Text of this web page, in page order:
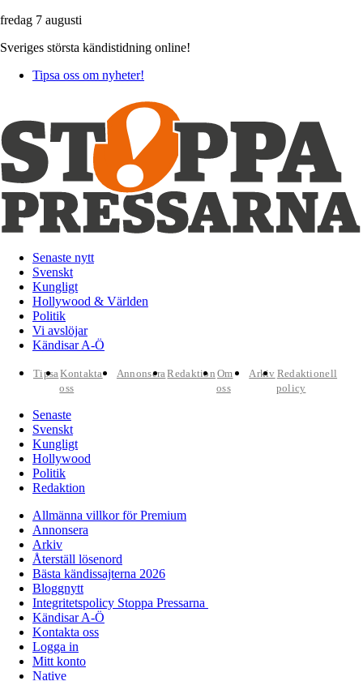
fredag 7 augusti
Sveriges största kändistidning online!
Tipsa oss om nyheter!
Senaste nytt
Svenskt
Kungligt
Hollywood & Världen
Politik
Vi avslöjar
Kändisar A-Ö
TipsaKontakta
oss
AnnonseraRedaktion Om
oss
Arkiv Redaktionell
policy
Senaste
Svenskt
Kungligt
Hollywood
Politik
Redaktion
Allmänna villkor för Premium
Annonsera
Arkiv
Återställ lösenord
Bästa kändissajterna 2026
Bloggnytt
Integritetspolicy Stoppa Pressarna
Kändisar A-Ö
Kontakta oss
Logga in
Mitt konto
Native